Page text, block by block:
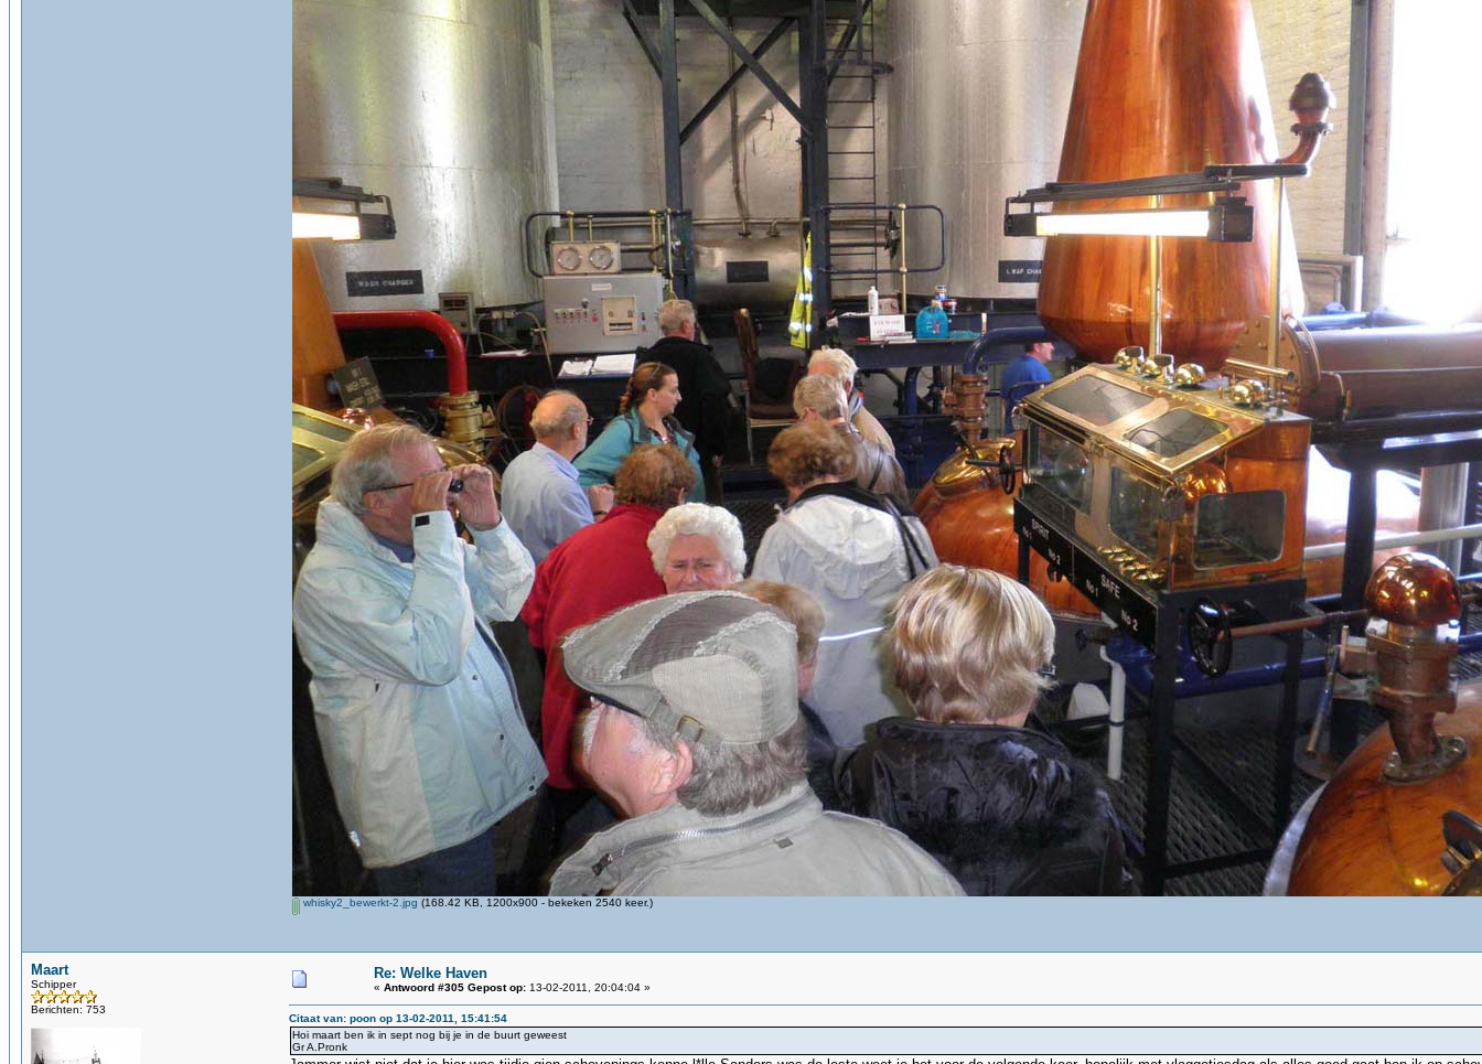
whisky2_bewerkt-2.jpg (168.42 KB, 1200x900 - bekeken 2540 keer.)
Maart
Schipper
Berichten: 753
Re: Welke Haven
« Antwoord #305 Gepost op: 13-02-2011, 20:04:04 »
Citaat van: poon op 13-02-2011, 15:41:54
Hoi maart ben ik in sept nog bij je in de buurt geweest
Gr A.Pronk